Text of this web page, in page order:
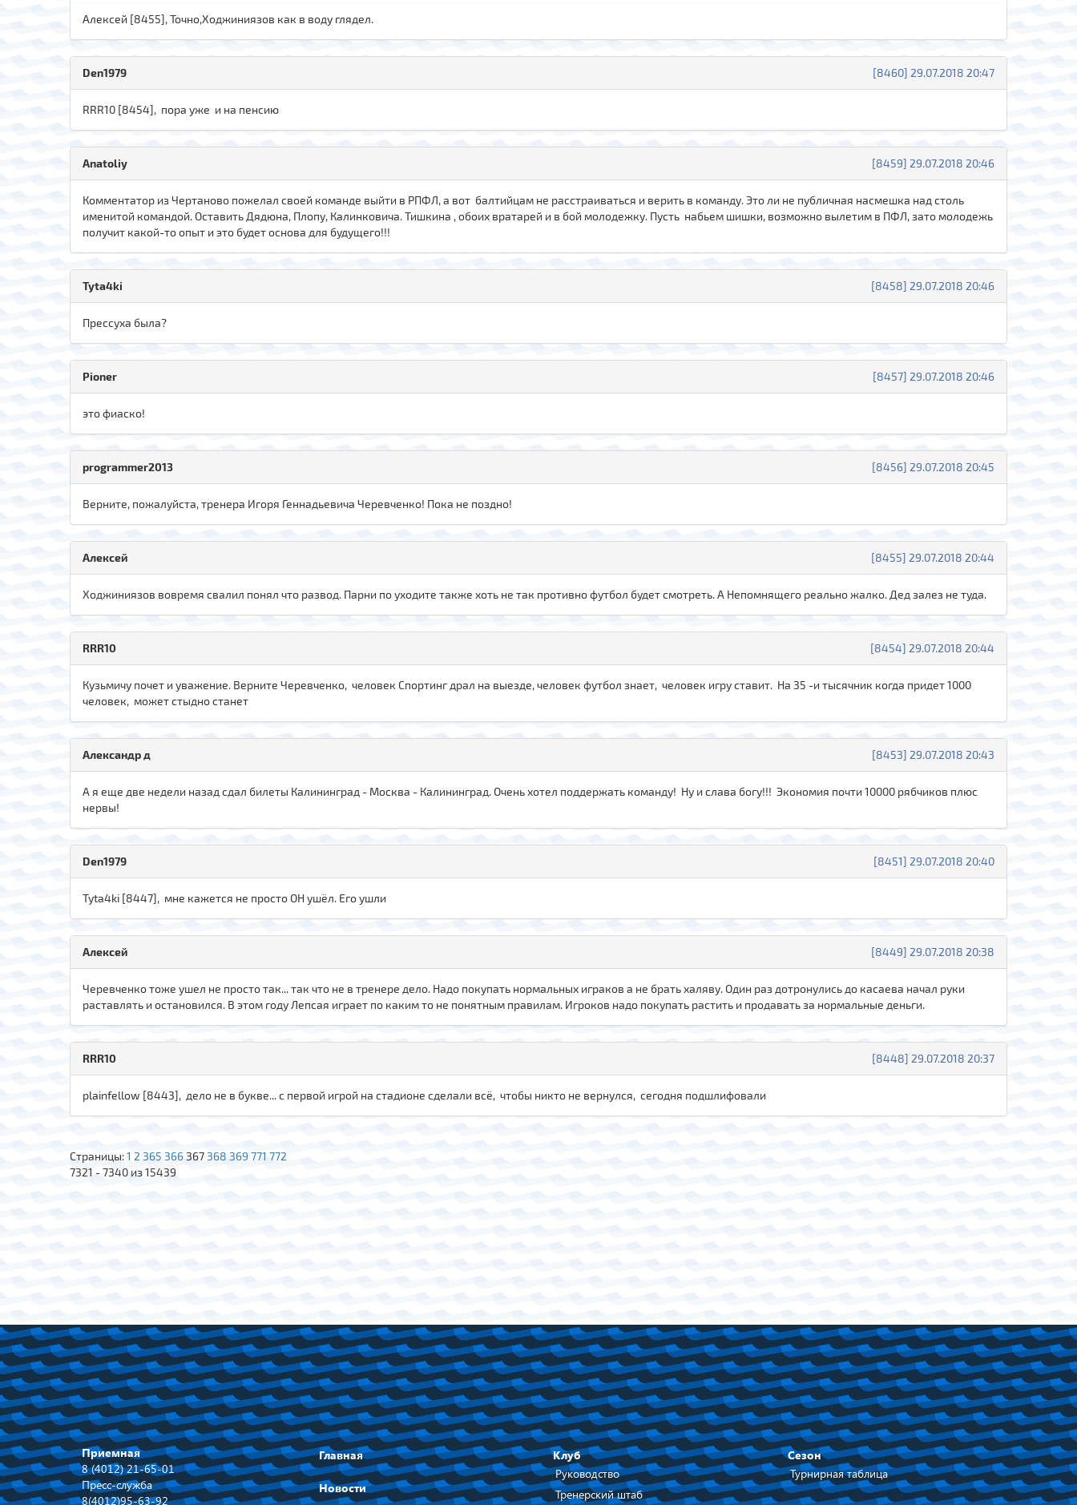
Алексей [8455], Точно,Ходжиниязов как в воду глядел.
[8460] 29.07.2018 20:47
Den1979
RRR10 [8454], пора уже и на пенсию
[8459] 29.07.2018 20:46
Anatoliy
Комментатор из Чертаново пожелал своей команде выйти в РПФЛ, а вот балтийцам не расстраиваться и верить в команду. Это ли не публичная насмешка над столь
именитой командой. Оставить Дядюна, Плопу, Калинковича. Тишкина , обоих вратарей и в бой молодежку. Пусть набьем шишки, возможно вылетим в ПФЛ, зато молодежь
получит какой-то опыт и это будет основа для будущего!!!
[8458] 29.07.2018 20:46
Tyta4ki
Прессуха была?
[8457] 29.07.2018 20:46
Pioner
это фиаско!
[8456] 29.07.2018 20:45
programmer2013
Верните, пожалуйста, тренера Игоря Геннадьевича Черевченко! Пока не поздно!
[8455] 29.07.2018 20:44
Алексей
Ходжиниязов вовремя свалил понял что развод. Парни по уходите также хоть не так противно футбол будет смотреть. А Непомнящего реально жалко. Дед залез не туда.
[8454] 29.07.2018 20:44
RRR10
Кузьмичу почет и уважение. Верните Черевченко, человек Спортинг драл на выезде, человек футбол знает, человек игру ставит. На 35 -и тысячник когда придет 1000
человек, может стыдно станет
[8453] 29.07.2018 20:43
Александр д
А я еще две недели назад сдал билеты Калининград - Москва - Калининград. Очень хотел поддержать команду! Ну и слава богу!!! Экономия почти 10000 рябчиков плюс
нервы!
[8451] 29.07.2018 20:40
Den1979
Tyta4ki [8447], мне кажется не просто ОН ушёл. Его ушли
[8449] 29.07.2018 20:38
Алексей
Черевченко тоже ушел не просто так... так что не в тренере дело. Надо покупать нормальных играков а не брать халяву. Один раз дотронулись до касаева начал руки
раставлять и остановился. В этом году Лепсая играет по каким то не понятным правилам. Игроков надо покупать растить и продавать за нормальные деньги.
[8448] 29.07.2018 20:37
RRR10
plainfellow [8443], дело не в букве... с первой игрой на стадионе сделали всё, чтобы никто не вернулся, сегодня подшлифовали
Страницы:1 2 365 366367 368 369 771 772
7321 - 7340 из 15439
Приемная
8 (4012) 21-65-01
Пресс-служба
8(4012)95-63-92
Главная
Новости
Клуб
Руководство
Тренерский штаб
Сезон
Турнирная таблица